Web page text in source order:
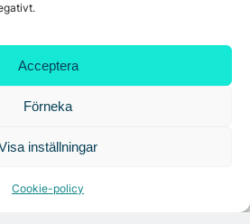
Acceptera
Förneka
inställningar
Cookie-policy
rådgivare vid fastighetsaffär